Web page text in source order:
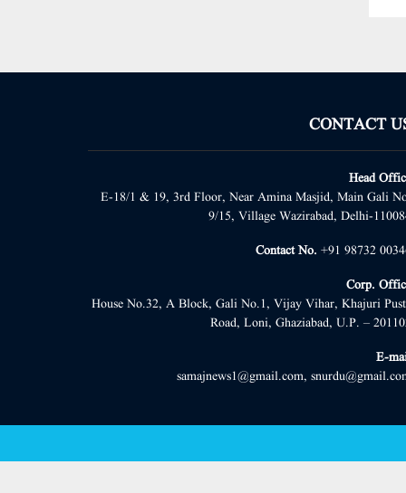
CONTACT
Head
E-18/1 & 19, 3rd Floor, Near Amina Masjid, Main Gali
9/15, Village Wazirabad, Delhi-
Contact No. +91 98732
Corp.
House No.32, A Block, Gali No.1, Vijay Vihar, Khajuri
Road, Loni, Ghaziabad, U.P. –
E-
samajnews1@gmail.com,